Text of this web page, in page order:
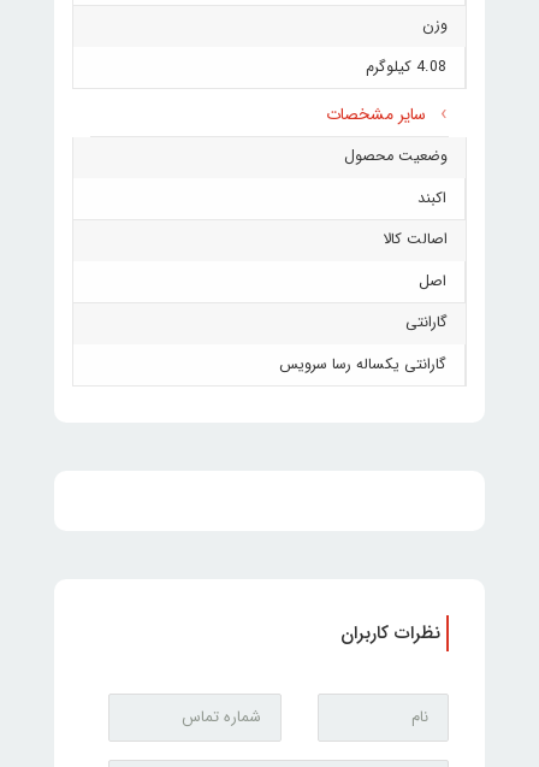
وزن
4.08 کیلوگرم
سایر مشخصات
وضعیت محصول
اکبند
اصالت کالا
اصل
گارانتی
گارانتی یکساله رسا سرویس
نظرات کاربران